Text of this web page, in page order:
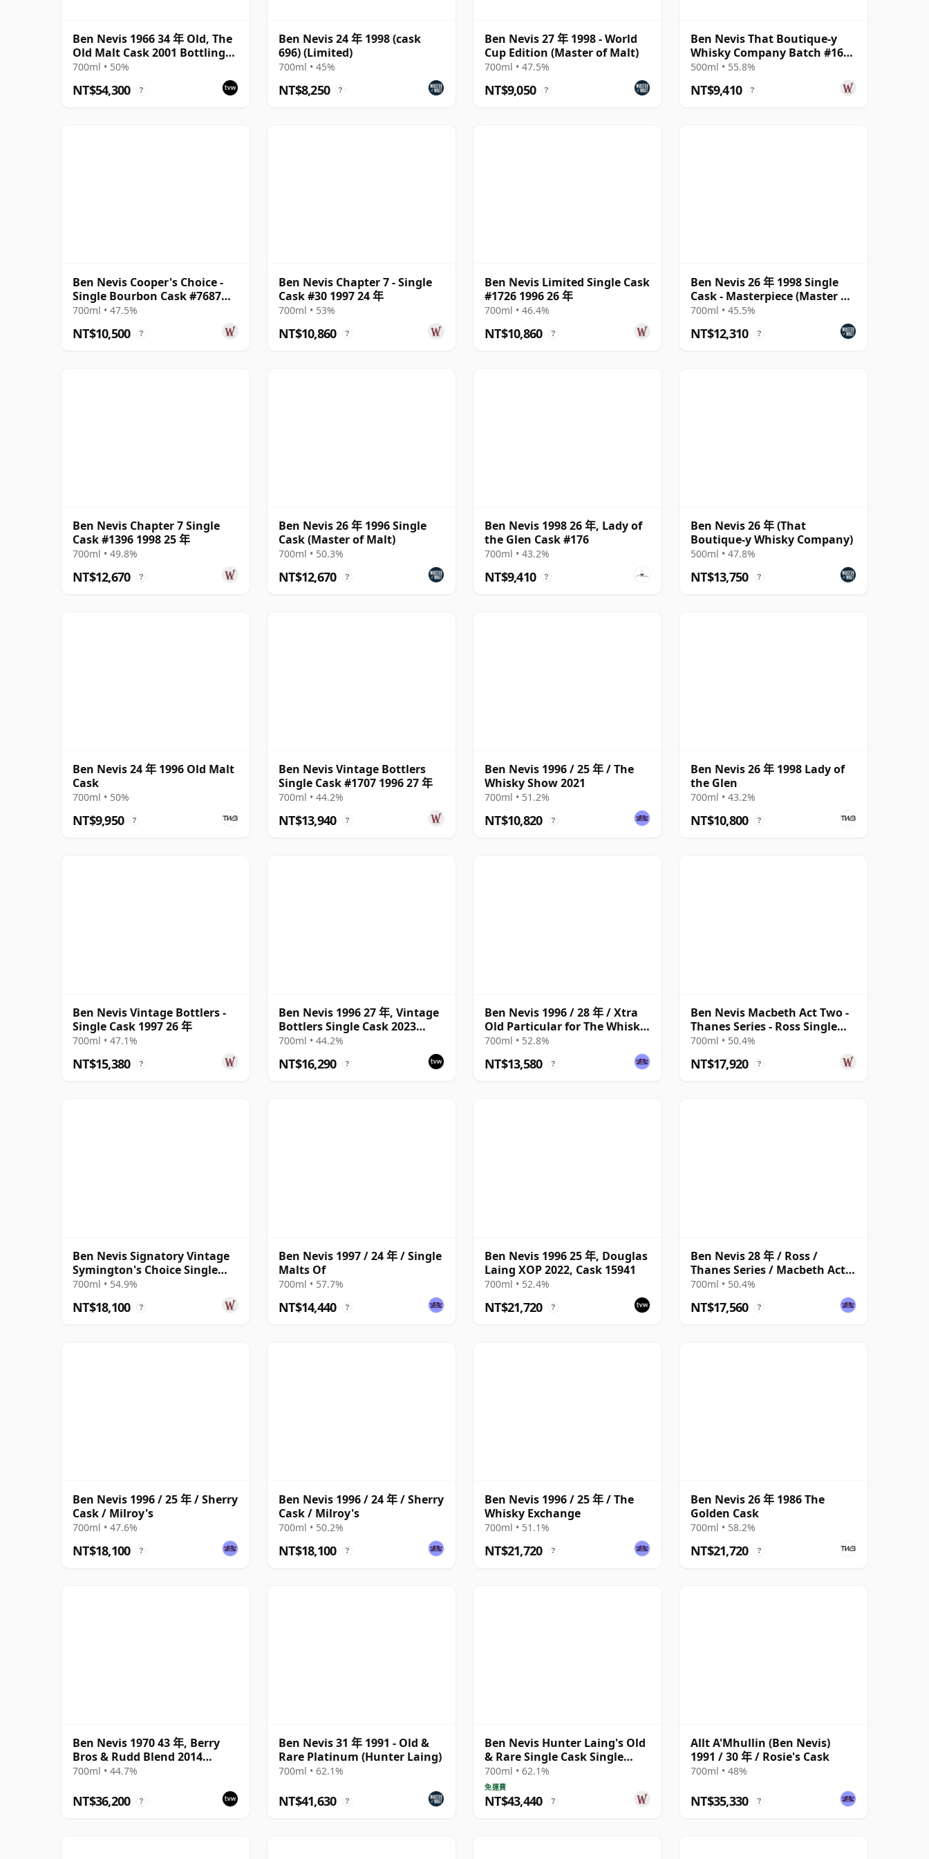
Ben Nevis 1966 34 年 Old, The
Old Malt Cask 2001 Bottling
with Carton
700ml • 50%
NT$54,300 ?
Ben Nevis 24 年 1998 (cask
696) (Limited)
700ml • 45%
NT$8,250 ?
Ben Nevis 27 年 1998 - World
Cup Edition (Master of Malt)
700ml • 47.5%
NT$9,050 ?
Ben Nevis That Boutique-y
Whisky Company Batch #16
Single Ma 25 年
500ml • 55.8%
NT$9,410 ?
Ben Nevis Cooper's Choice -
Single Bourbon Cask #7687
1997 24 年
700ml • 47.5%
NT$10,500 ?
Ben Nevis Chapter 7 - Single
Cask #30 1997 24 年
700ml • 53%
NT$10,860 ?
Ben Nevis Limited Single Cask
#1726 1996 26 年
700ml • 46.4%
NT$10,860 ?
Ben Nevis 26 年 1998 Single
Cask - Masterpiece (Master of
Malt)
700ml • 45.5%
NT$12,310 ?
Ben Nevis Chapter 7 Single
Cask #1396 1998 25 年
700ml • 49.8%
NT$12,670 ?
Ben Nevis 26 年 1996 Single
Cask (Master of Malt)
700ml • 50.3%
NT$12,670 ?
Ben Nevis 1998 26 年, Lady of
the Glen Cask #176
700ml • 43.2%
NT$9,410 ?
Ben Nevis 26 年 (That
Boutique-y Whisky Company)
500ml • 47.8%
NT$13,750 ?
Ben Nevis 24 年 1996 Old Malt
Cask
700ml • 50%
NT$9,950 ?
Ben Nevis Vintage Bottlers
Single Cask #1707 1996 27 年
700ml • 44.2%
NT$13,940 ?
Ben Nevis 1996 / 25 年 / The
Whisky Show 2021
700ml • 51.2%
NT$10,820 ?
Ben Nevis 26 年 1998 Lady of
the Glen
700ml • 43.2%
NT$10,800 ?
Ben Nevis Vintage Bottlers -
Single Cask 1997 26 年
700ml • 47.1%
NT$15,380 ?
Ben Nevis 1996 27 年, Vintage
Bottlers Single Cask 2023
Bottling with Box
700ml • 44.2%
NT$16,290 ?
Ben Nevis 1996 / 28 年 / Xtra
Old Particular for The Whisky
Exchange
700ml • 52.8%
NT$13,580 ?
Ben Nevis Macbeth Act Two -
Thanes Series - Ross Single
Malt 28 年
700ml • 50.4%
NT$17,920 ?
Ben Nevis Signatory Vintage
Symington's Choice Single
Cask # 1991 32 年
700ml • 54.9%
NT$18,100 ?
Ben Nevis 1997 / 24 年 / Single
Malts Of
700ml • 57.7%
NT$14,440 ?
Ben Nevis 1996 25 年, Douglas
Laing XOP 2022, Cask 15941
700ml • 52.4%
NT$21,720 ?
Ben Nevis 28 年 / Ross /
Thanes Series / Macbeth Act
Two
700ml • 50.4%
NT$17,560 ?
Ben Nevis 1996 / 25 年 / Sherry
Cask / Milroy's
700ml • 47.6%
NT$18,100 ?
Ben Nevis 1996 / 24 年 / Sherry
Cask / Milroy's
700ml • 50.2%
NT$18,100 ?
Ben Nevis 1996 / 25 年 / The
Whisky Exchange
700ml • 51.1%
NT$21,720 ?
Ben Nevis 26 年 1986 The
Golden Cask
700ml • 58.2%
NT$21,720 ?
Ben Nevis 1970 43 年, Berry
Bros & Rudd Blend 2014
Bottling with Box
700ml • 44.7%
NT$36,200 ?
Ben Nevis 31 年 1991 - Old &
Rare Platinum (Hunter Laing)
700ml • 62.1%
NT$41,630 ?
Ben Nevis Hunter Laing's Old
& Rare Single Cask Single
Malt 1991 31 年
700ml • 62.1%
免運費
NT$43,440 ?
Allt A'Mhullin (Ben Nevis)
1991 / 30 年 / Rosie's Cask
700ml • 48%
NT$35,330 ?